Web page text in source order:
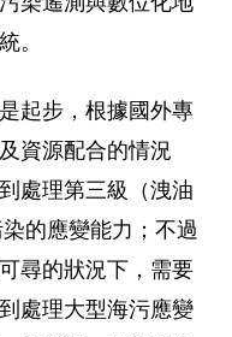
。
起步，根據國外專
資源配合的情況
處理第三級（洩油
的應變能力；不過
尋的狀況下，需要
處理大型海污應變